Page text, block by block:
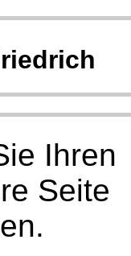
Ihren
Seite